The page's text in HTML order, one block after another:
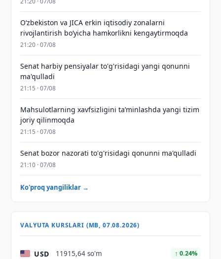
Oʻzbekiston va JICA erkin iqtisodiy zonalarni
rivojlantirish boʻyicha hamkorlikni kengaytirmoqda
21:20 · 07/08
Senat harbiy pensiyalar to'g'risidagi yangi qonunni
ma'qulladi
21:15 · 07/08
Mahsulotlarning xavfsizligini taʼminlashda yangi tizim
joriy qilinmoqda
21:15 · 07/08
Senat bozor nazorati to'g'risidagi qonunni ma'qulladi
21:10 · 07/08
Ko'proq yangiliklar →
VALYUTA KURSLARI (MB, 07.08.2026)
USD 11915,64 so'm ↑ 0.24%